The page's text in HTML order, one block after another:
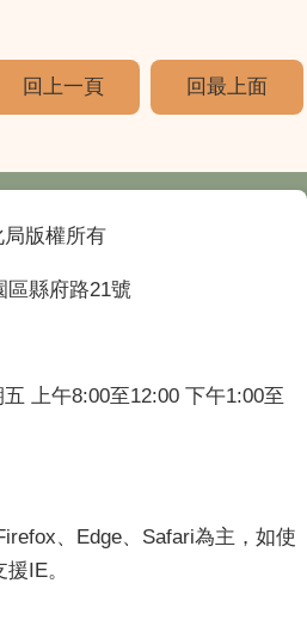
回上一頁 回最上面
版權所有
區縣府路21號
上午8:00至12:00 下午1:00至
、Edge、Safari為主，如使
IE。